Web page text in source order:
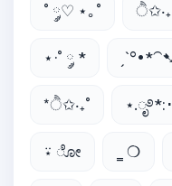
˚ ༘♡ ⋆｡˚
⋆·˚ ༘ * ˏˋ°•*⁀➷
*ੈ✩‧₊˚ ⋆.ೃ࿔*:･
⍣ ೋ ‗ ❍